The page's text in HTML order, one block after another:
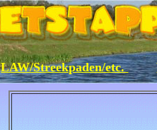
LAW/Streekpaden/etc.